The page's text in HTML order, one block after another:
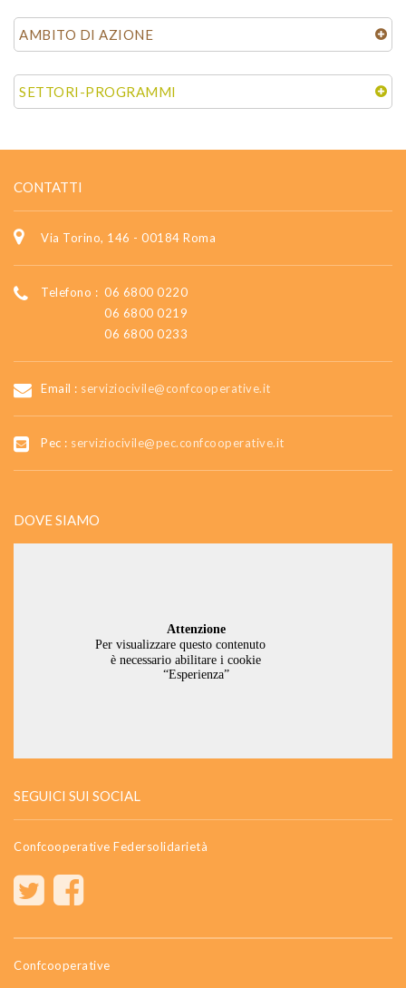
AMBITO DI AZIONE
SETTORI-PROGRAMMI
CONTATTI
Via Torino, 146 - 00184 Roma
Telefono : 06 6800 0220
06 6800 0219
06 6800 0233
Email : serviziocivile@confcooperative.it
Pec : serviziocivile@pec.confcooperative.it
DOVE SIAMO
SEGUICI SUI SOCIAL
Confcooperative Federsolidarietà
Confcooperative